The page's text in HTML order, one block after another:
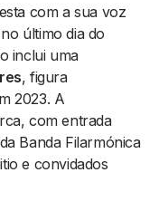
com a sua voz
último dia do
inclui uma
, figura
2023. A
com entrada
Banda Filarmónica
e convidados